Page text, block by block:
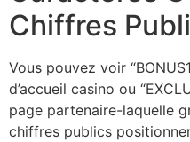
Chiffres
Vous pouvez voir
d’accueil casino ou
page partenaire-laquelle
chiffres publics